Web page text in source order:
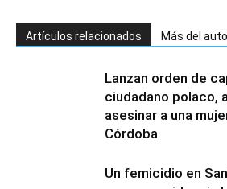
Artículos relacionados Más del
Lanzan orden de
ciudadano polaco,
asesinar a una
Córdoba
Un femicidio en